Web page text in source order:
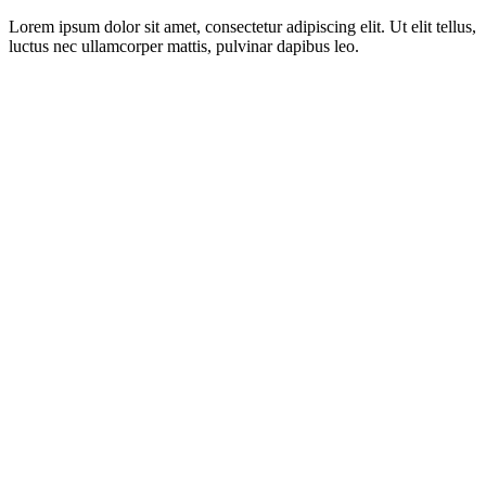
Lorem ipsum dolor sit amet, consectetur adipiscing elit. Ut elit tellus,
luctus nec ullamcorper mattis, pulvinar dapibus leo.